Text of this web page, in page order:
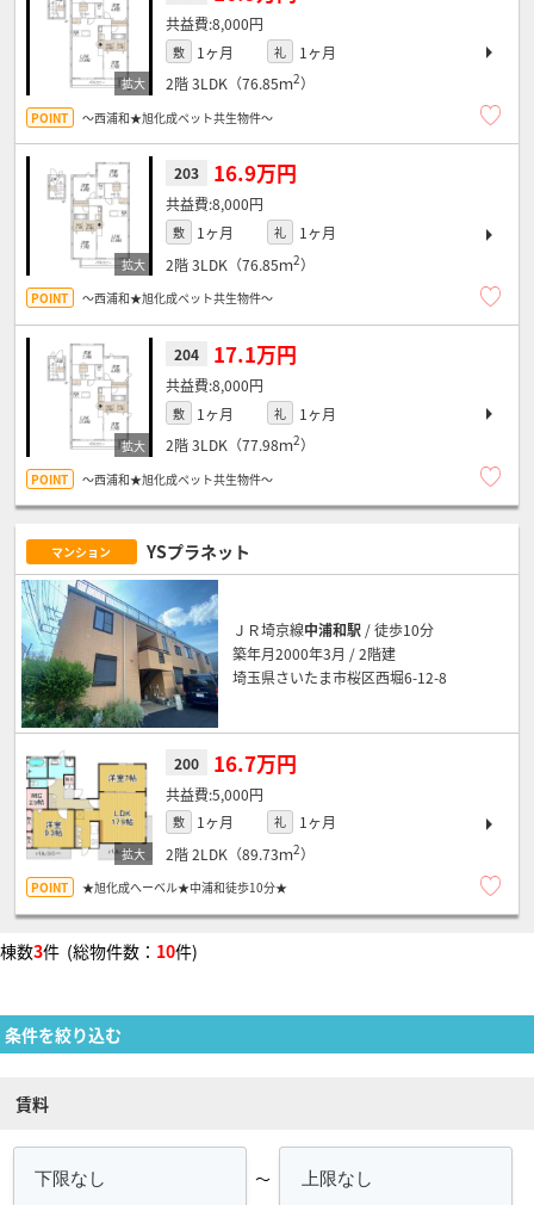
8,000円
敷 1ヶ月 礼
1ヶ月
2階3LDK（76.85ｍ2）
～西浦和★旭化成ペット共生物件～
203 16.9万円
8,000円
敷 1ヶ月 礼
1ヶ月
2階3LDK（76.85ｍ2）
～西浦和★旭化成ペット共生物件～
204 17.1万円
8,000円
敷 1ヶ月 礼
1ヶ月
2階3LDK（77.98ｍ2）
～西浦和★旭化成ペット共生物件～
マンション YSプラネット
ＪＲ埼京線中浦和駅 / 徒歩10分
築年月2000年3月 / 2階建
埼玉県さいたま市桜区西堀6-12-8
200 16.7万円
5,000円
敷 1ヶ月 礼
1ヶ月
2階2LDK（89.73ｍ2）
★旭化成へーベル★中浦和徒歩10分★
棟数3件 (総物件数： 10件)
条件を絞り込む
賃料
～